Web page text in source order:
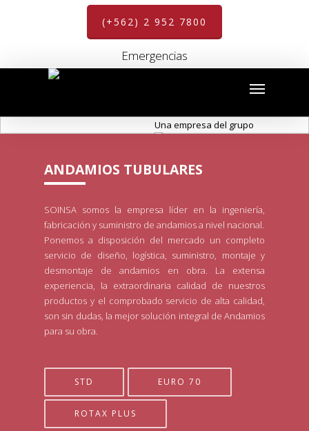
(+562) 2 952 7800
Emergencias
Una empresa del grupo
ANDAMIOS TUBULARES
SOINSA somos la empresa líder en la ingeniería,
fabricación y suministro de andamios a nivel nacional.
Ponemos a disposición del mercado un completo
servicio de diseño, logística, suministro, montaje y
desmontaje de andamios en obra. La extensa
experiencia, la extraordinaria calidad de nuestros
productos y el comprobado servicio de alta calidad,
son sin dudas, la mejor solución integral de Andamios
para su obra.
STD EURO 70
ROTAX PLUS